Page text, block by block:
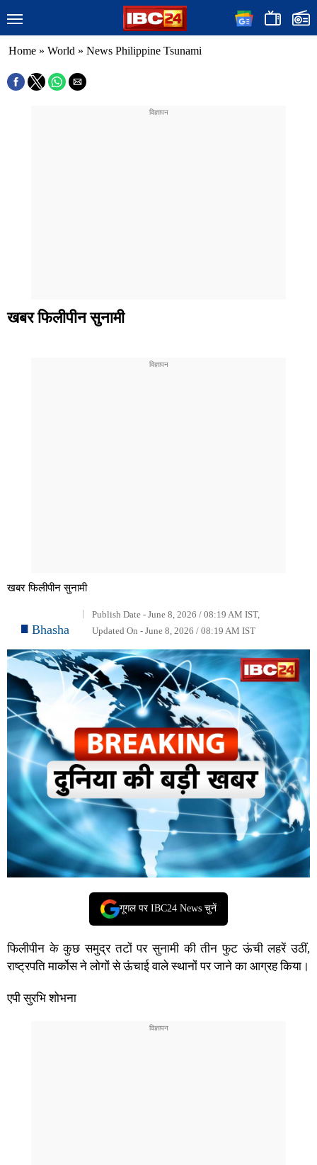
Home » World » News Philippine Tsunami
खबर फिलीपीन सुनामी
खबर फिलीपीन सुनामी
Bhasha
Publish Date - June 8, 2026 / 08:19 AM IST,
Updated On - June 8, 2026 / 08:19 AM IST
गूगल पर IBC24 News चुनें
फिलीपीन के कुछ समुद्र तटों पर सुनामी की तीन फुट ऊंची लहरें उठीं,
राष्ट्रपति मार्कोस ने लोगों से ऊंचाई वाले स्थानों पर जाने का आग्रह किया।
एपी सुरभि शोभना